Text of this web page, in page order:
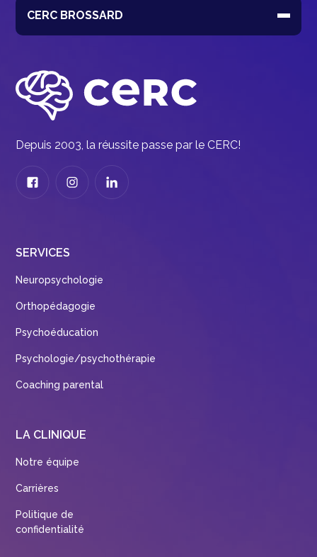
CERC BROSSARD
Depuis 2003, la réussite passe par le CERC!
SERVICES
Neuropsychologie
Orthopédagogie
Psychoéducation
Psychologie/psychothérapie
Coaching parental
LA CLINIQUE
Notre équipe
Carrières
Politique de
confidentialité